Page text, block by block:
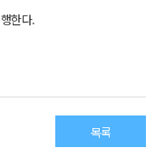
한다.
목록